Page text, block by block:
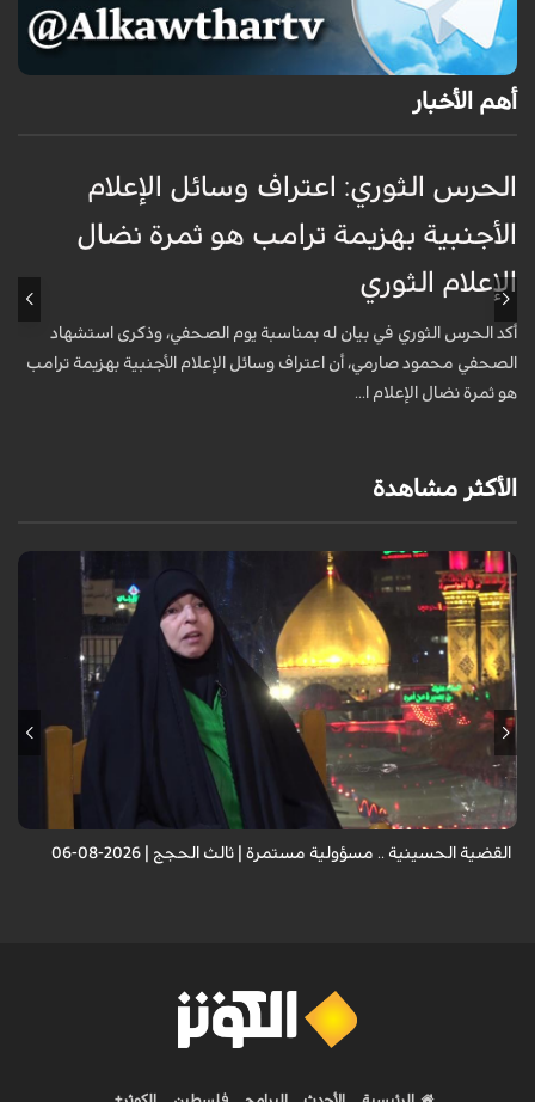
أهم الأخبار
الحرس الثوري: اعتراف وسائل الإعلام
الأجنبية بهزيمة ترامب هو ثمرة نضال
الإعلام الثوري
أكد الحرس الثوري في بيان له بمناسبة يوم الصحفي، وذكرى استشهاد
الصحفي محمود صارمي، أن اعتراف وسائل الإعلام الأجنبية بهزيمة ترامب
هو ثمرة نضال الإعلام ا...
الأكثر مشاهدة
الضيف: الأستاذة أميرة القزاز - باحثة إسلامية
القضية الحسينية .. مسؤولية مستمرة | ثالث الحجج | 2026-08-06